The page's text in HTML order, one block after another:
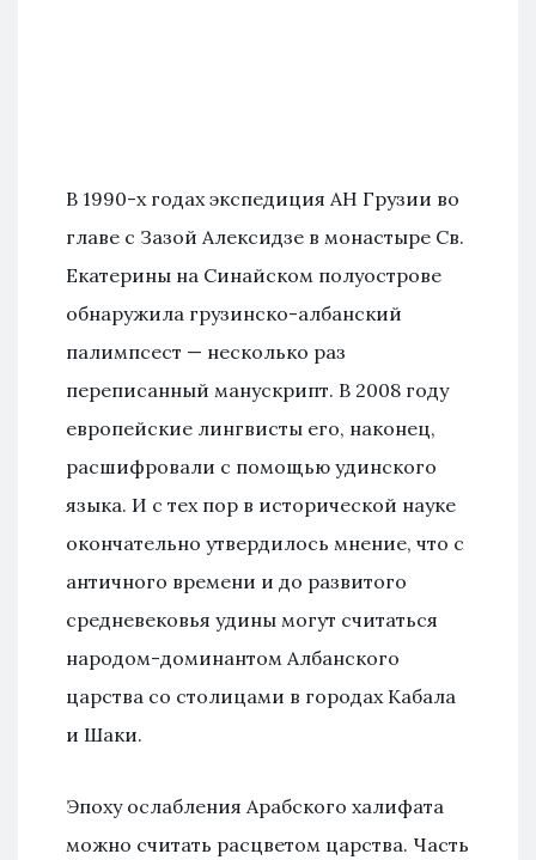
В 1990-х годах экспедиция АН Грузии во
главе с Зазой Алексидзе в монастыре Св.
Екатерины на Синайском полуострове
обнаружила грузинско-албанский
палимпсест — несколько раз
переписанный манускрипт. В 2008 году
европейские лингвисты его, наконец,
расшифровали с помощью удинского
языка. И с тех пор в исторической науке
окончательно утвердилось мнение, что с
античного времени и до развитого
средневековья удины могут считаться
народом-доминантом Албанского
царства со столицами в городах Кабала
и Шаки.
Эпоху ослабления Арабского халифата
можно считать расцветом царства. Часть